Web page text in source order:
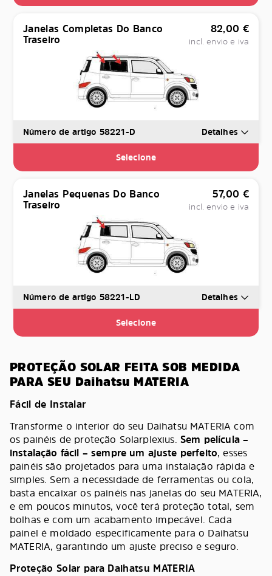
Janelas Completas Do Banco
Traseiro
82,00 €
incl. envio e iva
Número de artigo 58221-D Detalhes
Selecione
Janelas Pequenas Do Banco
Traseiro
57,00 €
incl. envio e iva
Número de artigo 58221-LD Detalhes
Selecione
PROTEÇÃO SOLAR FEITA SOB MEDIDA
PARA SEU Daihatsu MATERIA
Fácil de Instalar
Transforme o interior do seu Daihatsu MATERIA com
os painéis de proteção Solarplexius. Sem película –
instalação fácil – sempre um ajuste perfeito, esses
painéis são projetados para uma instalação rápida e
simples. Sem a necessidade de ferramentas ou cola,
basta encaixar os painéis nas janelas do seu MATERIA,
e em poucos minutos, você terá proteção total, sem
bolhas e com um acabamento impecável. Cada
painel é moldado especificamente para o Daihatsu
MATERIA, garantindo um ajuste preciso e seguro.
Proteção Solar para Daihatsu MATERIA